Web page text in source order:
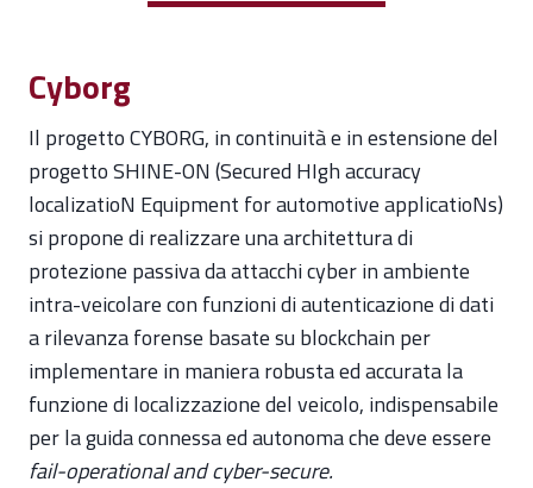
Cyborg
Il progetto CYBORG, in continuità e in estensione del
progetto SHINE-ON (Secured HIgh accuracy
localizatioN Equipment for automotive applicatioNs)
si propone di realizzare una architettura di
protezione passiva da attacchi cyber in ambiente
intra-veicolare con funzioni di autenticazione di dati
a rilevanza forense basate su blockchain per
implementare in maniera robusta ed accurata la
funzione di localizzazione del veicolo, indispensabile
per la guida connessa ed autonoma che deve essere
fail-operational and cyber-secure.